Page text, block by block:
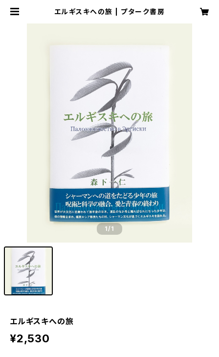
エルギスキへの旅 | プターク書房
1/1
エルギスキへの旅
¥2,530